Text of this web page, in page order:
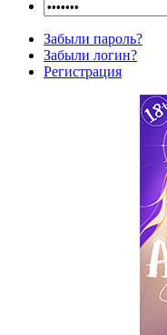
Забыли пароль?
Забыли логин?
Регистрация